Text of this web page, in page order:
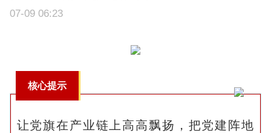
07-09 06:23
核心提示
让党旗在产业链上高高飘扬，把党建阵地